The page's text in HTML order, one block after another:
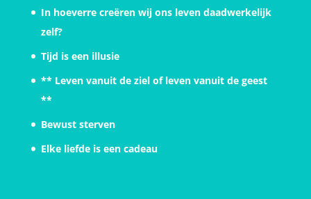
In hoeverre creëren wij ons leven daadwerkelijk
zelf?
Tijd is een illusie
** Leven vanuit de ziel of leven vanuit de geest
**
Bewust sterven
Elke liefde is een cadeau